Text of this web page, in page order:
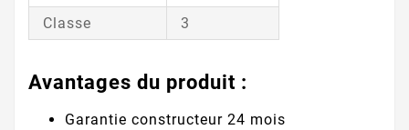
Classe
3
Avantages du produit :
Garantie constructeur 24 mois